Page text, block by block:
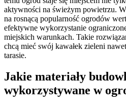
aktywności na świeżym powietrzu.
na rosnącą popularność ogrodów
efektywne wykorzystanie
miejskich warunkach. Takie
chcą mieć swój kawałek zieleni
tarasie.
Jakie materiały
wykorzystywane w